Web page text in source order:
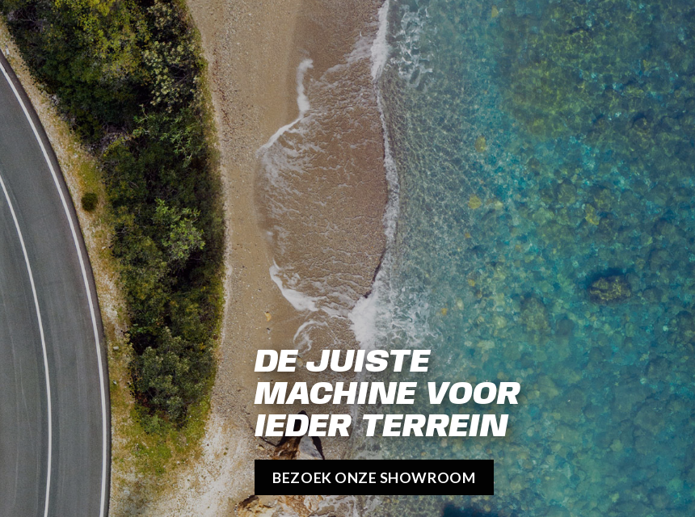
DE JUISTE
MACHINE VOOR
IEDER TERREIN
BEZOEK ONZE SHOWROOM